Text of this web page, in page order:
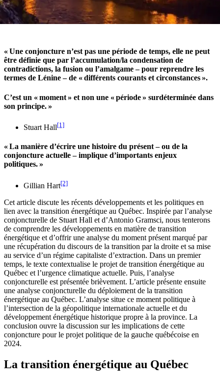
« Une conjoncture n’est pas une période de temps, elle ne peut
être définie que par l’accumulation/la condensation de
contradictions, la fusion ou l’amalgame – pour reprendre les
termes de Lénine – de « différents courants et circonstances ».
C’est un « moment » et non une « période » surdéterminée dans
son principe. »
Stuart Hall[1]
« La manière d’écrire une histoire du présent – ou de la
conjoncture actuelle – implique d’importants enjeux
politiques. »
Gillian Hart[2]
Cet article discute les récents développements et les politiques en
lien avec la transition énergétique au Québec. Inspirée par l’analyse
conjoncturelle de Stuart Hall et d’Antonio Gramsci, nous tenterons
de comprendre les développements en matière de transition
énergétique et d’offrir une analyse du moment présent marqué par
une récupération du discours de la transition par la droite et sa mise
au service d’un régime capitaliste d’extraction. Dans un premier
temps, le texte contextualise le projet de transition énergétique au
Québec et l’urgence climatique actuelle. Puis, l’analyse
conjoncturelle est présentée brièvement. L’article présente ensuite
une analyse conjoncturelle du déploiement de la transition
énergétique au Québec. L’analyse situe ce moment politique à
l’intersection de la géopolitique internationale actuelle et du
développement énergétique historique propre à la province. La
conclusion ouvre la discussion sur les implications de cette
conjoncture pour le projet politique de la gauche québécoise en
2024.
La transition énergétique au Québec